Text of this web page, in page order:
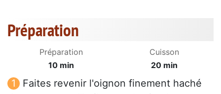
Préparation
Préparation
10 min
Cuisson
20 min
Faites revenir l'oignon finement haché